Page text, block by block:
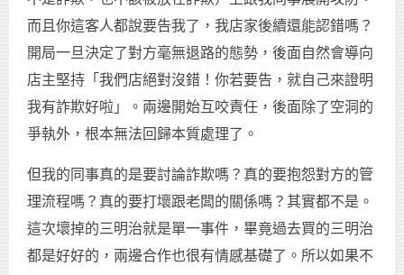
而且你這客人都說要告我了，我店家後續還能認錯嗎？
開局一旦決定了對方毫無退路的態勢，後面自然會導向
店主堅持「我們店絕對沒錯！你若要告，就自己來證明
我有詐欺好啦」。兩邊開始互咬責任，後面除了空洞的
爭執外，根本無法回歸本質處理了。
但我的同事真的是要討論詐欺嗎？真的要抱怨對方的管
理流程嗎？真的要打壞跟老闆的關係嗎？其實都不是。
這次壞掉的三明治就是單一事件，畢竟過去買的三明治
都是好好的，兩邊合作也很有情感基礎了。所以如果不